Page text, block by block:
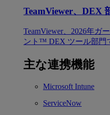
TeamViewer、DEX
TeamViewer、2026年ガ
ント™ DEX ツール部門
主な連携機能
Microsoft Intune
ServiceNow